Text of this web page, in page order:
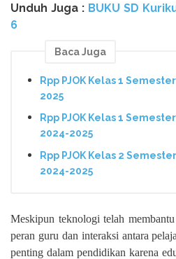
Unduh Juga : BUKU SD
6
Baca Juga
Rpp PJOK Kelas 1
2025
Rpp PJOK Kelas 1
2024-2025
Rpp PJOK Kelas 2
2024-2025
Meskipun teknologi telah
peran guru dan interaksi antara
penting dalam pendidikan karena